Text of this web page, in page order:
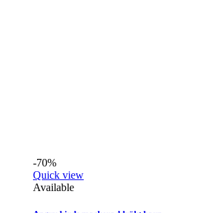
-70%
Quick view
Available